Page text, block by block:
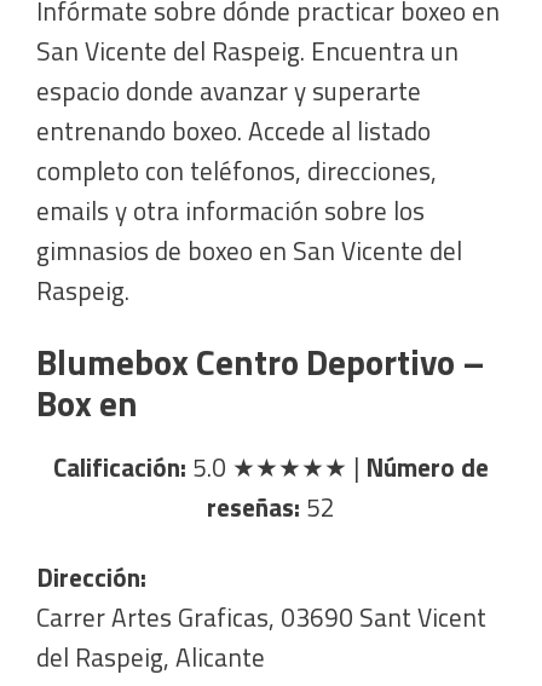
Infórmate sobre dónde practicar boxeo en
San Vicente del Raspeig. Encuentra un
espacio donde avanzar y superarte
entrenando boxeo. Accede al listado
completo con teléfonos, direcciones,
emails y otra información sobre los
gimnasios de boxeo en San Vicente del
Raspeig.
Blumebox Centro Deportivo –
Box en
Calificación: 5.0 ★★★★★ | Número de
reseñas: 52
Dirección:
Carrer Artes Graficas, 03690 Sant Vicent
del Raspeig, Alicante